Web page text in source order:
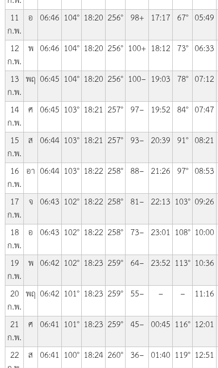
11
ก.พ.
อ 06:46 104° 18:20 256° 98+ 17:17 67° 05:49
12
ก.พ.
พ 06:46 104° 18:20 256° 100+ 18:12 73° 06:33
13
ก.พ.
พฤ 06:45 104° 18:20 256° 100− 19:03 78° 07:12
14
ก.พ.
ศ 06:45 103° 18:21 257° 97− 19:52 84° 07:47
15
ก.พ.
ส 06:44 103° 18:21 257° 93− 20:39 91° 08:21
16
ก.พ.
อา 06:44 103° 18:22 258° 88− 21:26 97° 08:53
17
ก.พ.
จ 06:43 102° 18:22 258° 81− 22:13 103° 09:26
18
ก.พ.
อ 06:43 102° 18:22 258° 73− 23:01 108° 10:00
19
ก.พ.
พ 06:42 102° 18:23 259° 64− 23:52 113° 10:36
20
ก.พ.
พฤ 06:42 101° 18:23 259° 55− – –
11:16
21
ก.พ.
ศ 06:41 101° 18:23 259° 45− 00:45 116° 12:01
22 ส 06:41 100° 18:24 260° 36− 01:40 119° 12:51